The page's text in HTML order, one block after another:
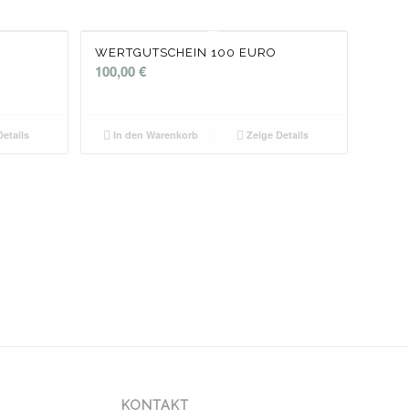
WERTGUTSCHEIN 100 EURO
100,00€
In den Warenkorb Zeige Details
KONTAKT